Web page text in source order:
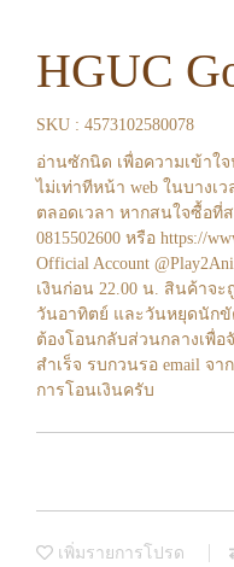
HGUC
SKU : 4573102580078
อ่านซักนิด เพื่อความเข้าใ
ไม่เท่าทีหน้า web ในบางเ
ตลอดเวลา หากสนใจซื้อที่
0815502600 หรือ https://
Official Account
เงินก่อน 22.00 น. สินค้าจ
วันอาทิตย์ และวันหยุดนัก
ต้องโอนกลับส่วนกลางเพื่
สำเร็จ รบกวนรอ email จ
การโอนเงินครับ
เพิ่มรายการโปรด